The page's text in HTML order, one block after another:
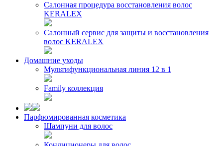
Салонная процедура восстановления волос
KERALEX
Салонный сервис для защиты и восстановления
волос KERALEX
Домашние уходы
Мультифункциональная линия 12 в 1
Family коллекция
Парфюмированная косметика
Шампуни для волос